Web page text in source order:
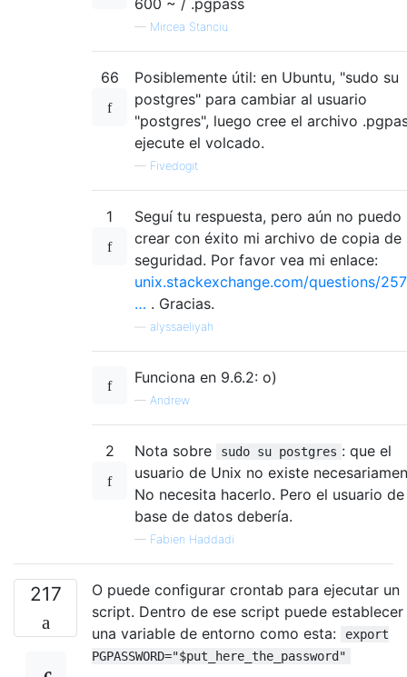
— Mircea Stanciu
66
Posiblemente útil: en Ubuntu, "sudo su
postgres" para cambiar al usuario
"postgres", luego cree el archivo
ejecute el volcado.
— Fivedogit
1
Seguí tu respuesta, pero aún no puedo
crear con éxito mi archivo de copia de
seguridad. Por favor vea mi enlace:
unix.stackexchange.com/questions/
… . Gracias.
alyssaeliyah
Funciona en 9.6.2: o)
— Andrew
2 Nota sobre sudo su postgres : que el
usuario de Unix no existe
No necesita hacerlo. Pero el usuario
base de datos debería.
— Fabien Haddadi
217
O puede configurar crontab para ejecutar un
script. Dentro de ese script puede establecer
una variable de entorno como esta:
export
PGPASSWORD="$put_here_the_password"